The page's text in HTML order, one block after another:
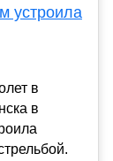
устроила
в
в